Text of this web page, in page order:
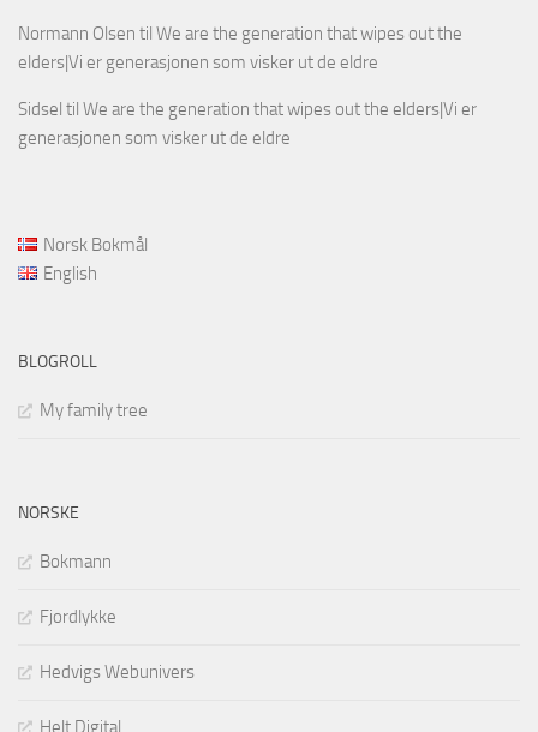
Normann Olsen til We are the generation that wipes out the
elders|Vi er generasjonen som visker ut de eldre
Sidsel til We are the generation that wipes out the elders|Vi er
generasjonen som visker ut de eldre
Norsk Bokmål
English
BLOGROLL
My family tree
NORSKE
Bokmann
Fjordlykke
Hedvigs Webunivers
Helt Digital